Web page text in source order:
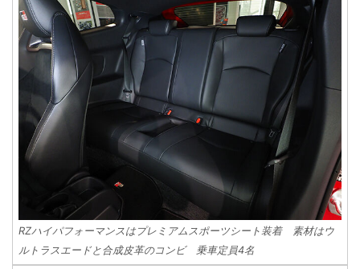
RZハイパフォーマンスはプレミアムスポーツシート装着 素材はウ
ルトラスエードと合成皮革のコンビ 乗車定員4名